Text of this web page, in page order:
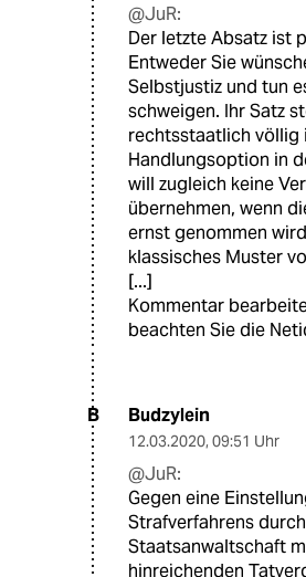
@JuR:
Der letzte Absatz ist
Entweder Sie
Selbstjustiz und tun
schweigen. Ihr Satz
rechtsstaatlich völlig
Handlungsoption in
will zugleich keine
übernehmen, wenn
ernst genommen
klassisches Muster
[...]
Kommentar
beachten Sie die
B Budzylein
12.03.2020, 09:51 Uhr
@JuR:
Gegen eine
Strafverfahrens
Staatsanwaltschaft
hinreichenden